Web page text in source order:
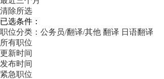
清除所选
已选条件：
职位分类：公务员/翻译/其他 翻译 日语翻译
所有职位
更新时间
发布时间
紧急职位